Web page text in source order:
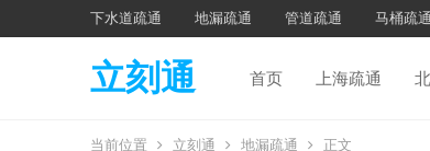
下水道疏通 地漏疏通 管道疏通 马桶疏通
立刻通 首页 上海疏通
当前位置 立刻通 地漏疏通 正文